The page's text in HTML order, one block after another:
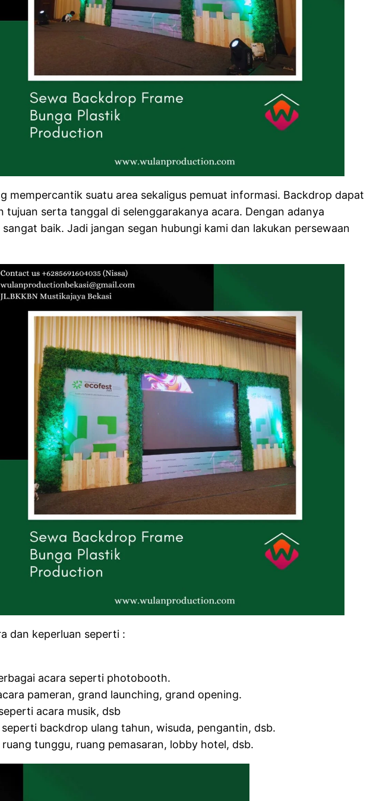
suatu area sekaligus pemuat informasi. Backdrop dapat
serta tanggal di selenggarakanya acara. Dengan adanya
baik. Jadi jangan segan hubungi kami dan lakukan persewaan
dan keperluan seperti :
acara seperti photobooth.
pameran, grand launching, grand opening.
acara musik, dsb
backdrop ulang tahun, wisuda, pengantin, dsb.
tunggu, ruang pemasaran, lobby hotel, dsb.